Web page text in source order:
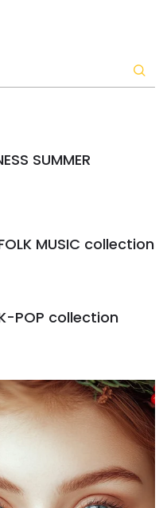
SUMMER
MUSIC collection
POP collection